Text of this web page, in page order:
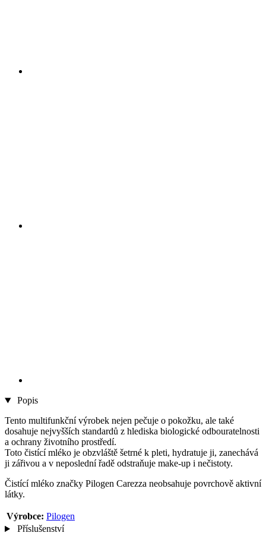
Popis
Tento multifunkční výrobek nejen pečuje o pokožku, ale také
dosahuje nejvyšších standardů z hlediska biologické odbouratelnosti
a ochrany životního prostředí.
Toto čistící mléko je obzvláště šetrné k pleti, hydratuje ji, zanechává
ji zářivou a v neposlední řadě odstraňuje make-up i nečistoty.
Čistící mléko značky Pilogen Carezza neobsahuje povrchově aktivní
látky.
Výrobce: Pilogen
Příslušenství